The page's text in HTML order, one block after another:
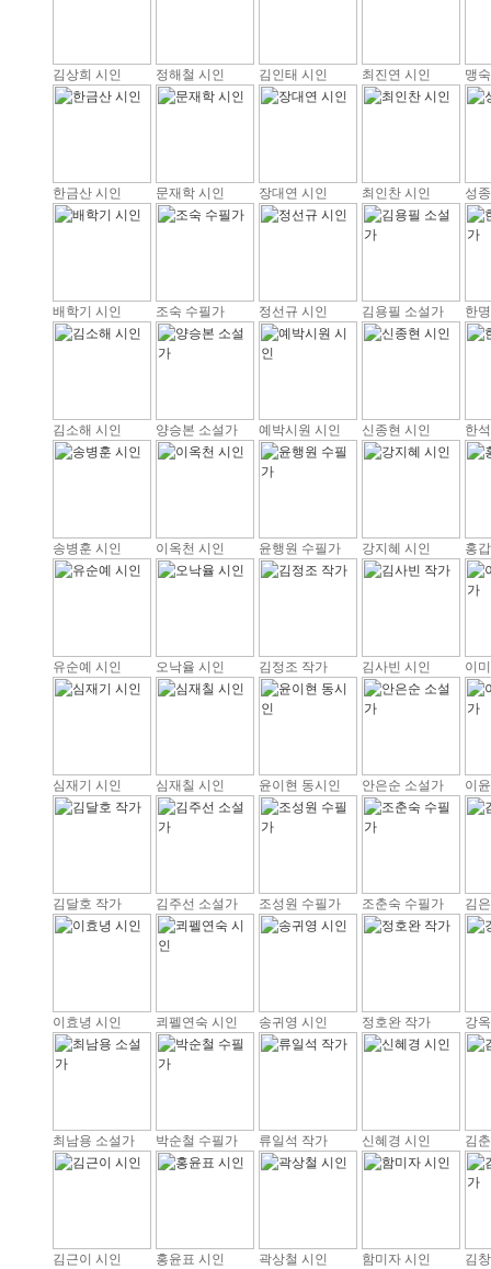
김상희 시인 정해철 시인 김인태 시인 최진연 시인 맹
한금산 시인 문재학 시인 장대연 시인 최인찬 시인 성
배학기 시인 조숙 수필가 정선규 시인 김용필 소설가 한
김소해 시인 양승본 소설가 예박시원 시인 신종현 시인 한
송병훈 시인 이옥천 시인 윤행원 수필가 강지혜 시인 홍
유순예 시인 오낙율 시인 김정조 작가 김사빈 시인 이
심재기 시인 심재칠 시인 윤이현 동시인 안은순 소설가 이
김달호 작가 김주선 소설가 조성원 수필가 조춘숙 수필가 김
이효녕 시인 쾨펠연숙 시인 송귀영 시인 정호완 작가 강
최남용 소설가 박순철 수필가 류일석 작가 신혜경 시인 김
김근이 시인 홍윤표 시인 곽상철 시인 함미자 시인 김